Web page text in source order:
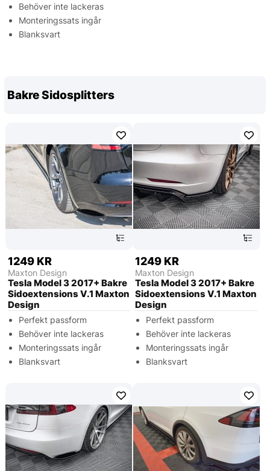
Behöver inte lackeras
Monteringssats ingår
Blanksvart
Bakre Sidosplitters
1249 KR
Maxton Design
Tesla Model 3 2017+ Bakre
Sidoextensions V.1 Maxton
Design
Perfekt passform
Behöver inte lackeras
Monteringssats ingår
Blanksvart
1249 KR
Maxton Design
Tesla Model 3 2017+ Bakre
Sidoextensions V.1 Maxton
Design
Perfekt passform
Behöver inte lackeras
Monteringssats ingår
Blanksvart